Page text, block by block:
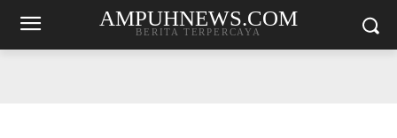
AMPUHNEWS.COM
BERITA TERPERCAYA